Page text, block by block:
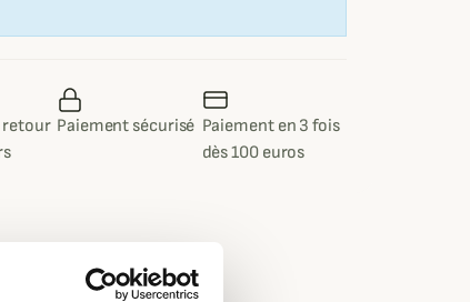
retour Paiement sécurisé Paiement en 3 fois
dès 100 euros